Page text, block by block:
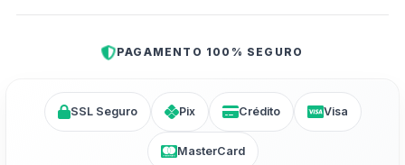
PAGAMENTO 100% SEGURO
SSL Seguro Pix Crédito Visa
MasterCard